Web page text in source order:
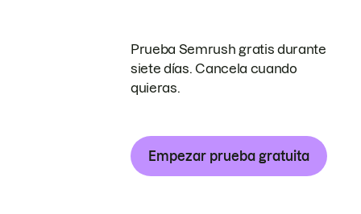
Prueba Semrush gratis durante
siete días. Cancela cuando
quieras.
Empezar prueba gratuita